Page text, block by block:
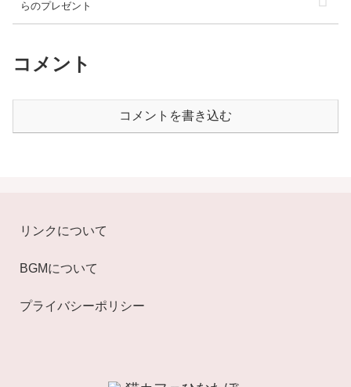
らのプレゼント
コメント
コメントを書き込む
リンクについて
BGMについて
プライバシーポリシー